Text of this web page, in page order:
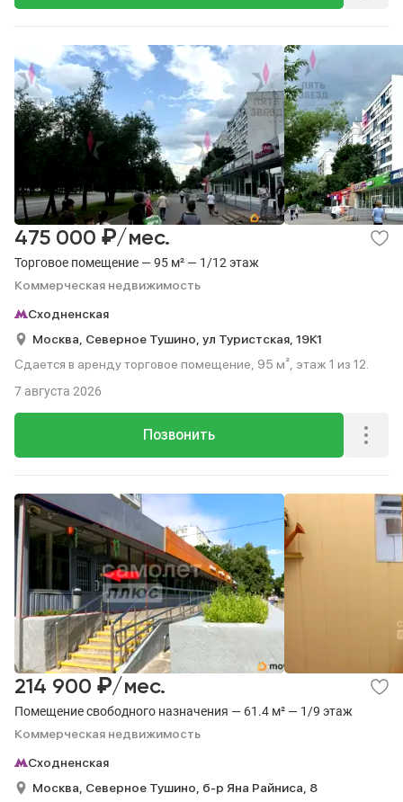
Торговое помещение — 95 м² — 1/12 этаж
Коммерческая недвижимость
475 000 ₽/мес.
Сходненская
Москва, Северное Тушино, ул Туристская, 19К1
Сдается в аренду торговое помещение, 95 м², этаж 1 из 12.
Позвонить
7 августа 2026
Помещение свободного назначения — 61.4 м² — 1/9 этаж
Коммерческая недвижимость
214 900 ₽/мес.
Сходненская
Москва, Северное Тушино, б-р Яна Райниса, 8